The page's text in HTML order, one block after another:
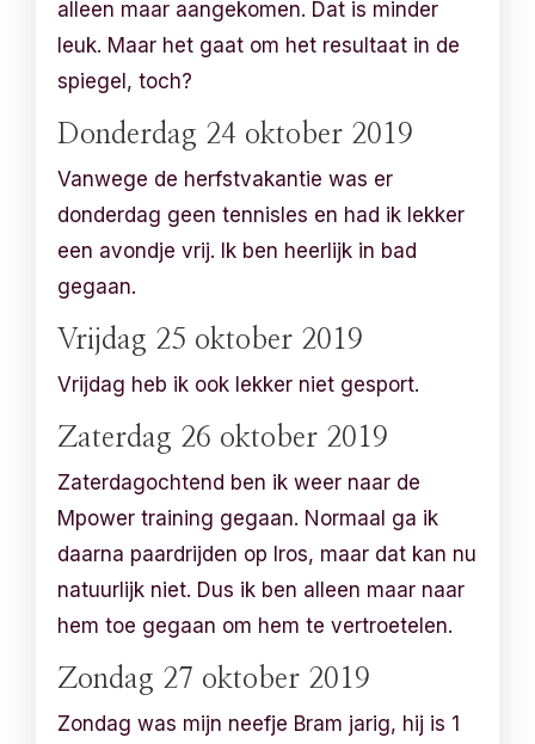
alleen maar aangekomen. Dat is minder
leuk. Maar het gaat om het resultaat in de
spiegel, toch?
Donderdag 24 oktober 2019
Vanwege de herfstvakantie was er
donderdag geen tennisles en had ik lekker
een avondje vrij. Ik ben heerlijk in bad
gegaan.
Vrijdag 25 oktober 2019
Vrijdag heb ik ook lekker niet gesport.
Zaterdag 26 oktober 2019
Zaterdagochtend ben ik weer naar de
Mpower training gegaan. Normaal ga ik
daarna paardrijden op Iros, maar dat kan nu
natuurlijk niet. Dus ik ben alleen maar naar
hem toe gegaan om hem te vertroetelen.
Zondag 27 oktober 2019
Zondag was mijn neefje Bram jarig, hij is 1